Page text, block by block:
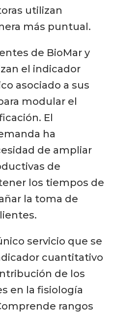
utilizan
más puntual.
de BioMar y
el indicador
asociado a sus
modular el
El
ha
de ampliar
de
los tiempos de
la toma de
servicio que se
cuantitativo
de los
en la fisiología
rangos